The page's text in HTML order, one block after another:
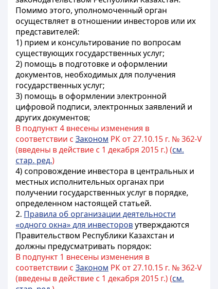
Помимо этого, уполномоченный орган
осуществляет в отношении инвесторов или их
представителей:
1) прием и консультирование по вопросам
существующих государственных услуг;
2) помощь в подготовке и оформлении
документов, необходимых для получения
государственных услуг;
3) помощь в оформлении электронной
цифровой подписи, электронных заявлений и
других документов;
В подпункт 4 внесены изменения в
соответствии с Законом РК от 27.10.15 г. № 362-V
(введены в действие с 1 декабря 2015 г.) (см.
стар. ред.)
4) сопровождение инвестора в центральных и
местных исполнительных органах при
получении государственных услуг в порядке,
определенном настоящей статьей.
2. Правила об организации деятельности
«одного окна» для инвесторовутверждаются
Правительством Республики Казахстан и
должны предусматривать порядок:
В подпункт 1 внесены изменения в
соответствии с Законом РК от 27.10.15 г. № 362-V
(введены в действие с 1 декабря 2015 г.) (см.